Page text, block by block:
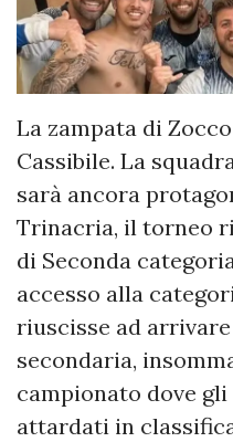
La zampata di
Cassibile. La
sarà ancora
Trinacria, il torneo
di Seconda
accesso alla
riuscisse ad
secondaria,
campionato dove
attardati in